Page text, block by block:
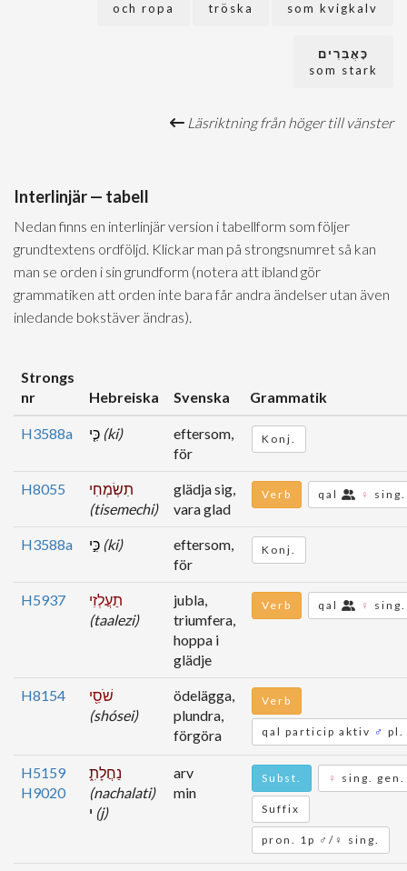
som kvigkalv
tröska
och ropa
כָּאֲבִּרִים
som stark
Läsriktning från höger till vänster
Interlinjär — tabell
Nedan finns en interlinjär version i tabellform som följer
grundtextens ordföljd. Klickar man på strongsnumret så kan
man se orden i sin grundform (notera att ibland gör
grammatiken att orden inte bara får andra ändelser utan även
inledande bokstäver ändras).
Strongs
nr
Hebreiska Svenska Grammatik
H3588a (ki)
eftersom,
för
Konj.
H8055
תִשְׂמְחִי
(tisemechi)
glädja sig,
vara glad
Verb qal ♀ sing.
H3588a (ki)
eftersom,
för
Konj.
H5937
תַעֲלְזִי
(taalezi)
jubla,
triumfera,
hoppa i
glädje
Verb qal ♀ sing.
H8154
שֹׁסֵ֖י
(shósei)
ödelägga,
plundra,
förgöra
Verb
qal particip aktiv ♂ pl.
H5159
H9020
נַחֲלָתִ֑
(nachalati)
(j)
arv
min
Subst. ♀ sing. gen.
Suffix
pron. 1p ♂/♀ sing.